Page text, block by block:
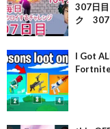
307日
ク 307
I Got
Fortnite